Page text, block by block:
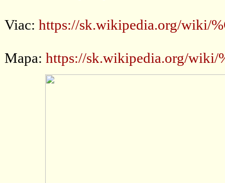
Viac: https://sk.wikipedia.org/wiki/
Mapa: https://sk.wikipedia.org/wiki/